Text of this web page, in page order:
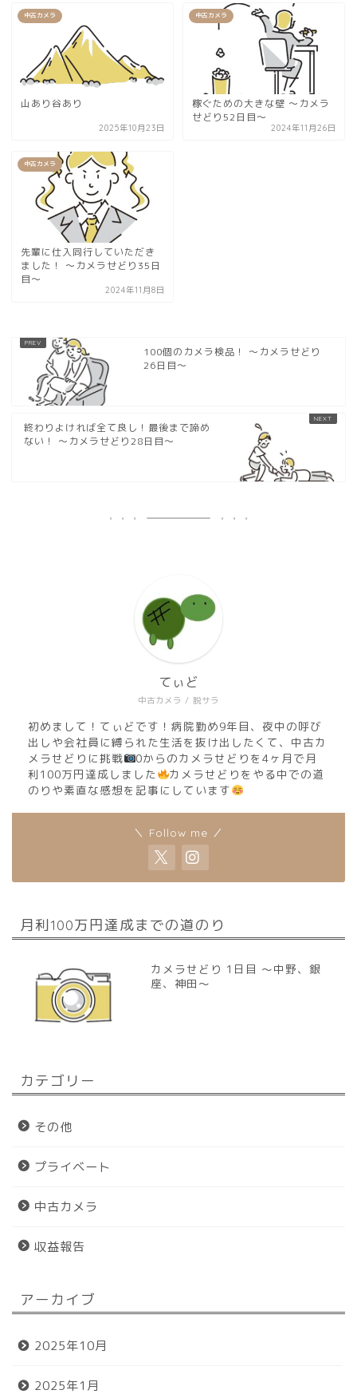
中古カメラ
山あり谷あり
2025年10月23日
中古カメラ
稼ぐための大きな壁 〜カメラ
せどり52日目〜
2024年11月26日
中古カメラ
先輩に仕入同行していただき
ました！ 〜カメラせどり35日
目〜
2024年11月8日
100個のカメラ検品！ 〜カメラせどり
26日目〜
終わりよければ全て良し！最後まで諦め
ない！ 〜カメラせどり28日目〜
中古カメラ / 脱サラ
てぃど
初めまして！てぃどです！病院勤め9年目、夜中の呼び
出しや会社員に縛られた生活を抜け出したくて、中古カ
メラせどりに挑戦
0からのカメラせどりを4ヶ月で月
利100万円達成しました
カメラせどりをやる中での道
のりや素直な感想を記事にしています
＼ Follow me ／
月利100万円達成までの道のり
カメラせどり 1日目 〜中野、銀
座、神田〜
カテゴリー
その他
プライベート
中古カメラ
収益報告
アーカイブ
2025年10月
2025年1月